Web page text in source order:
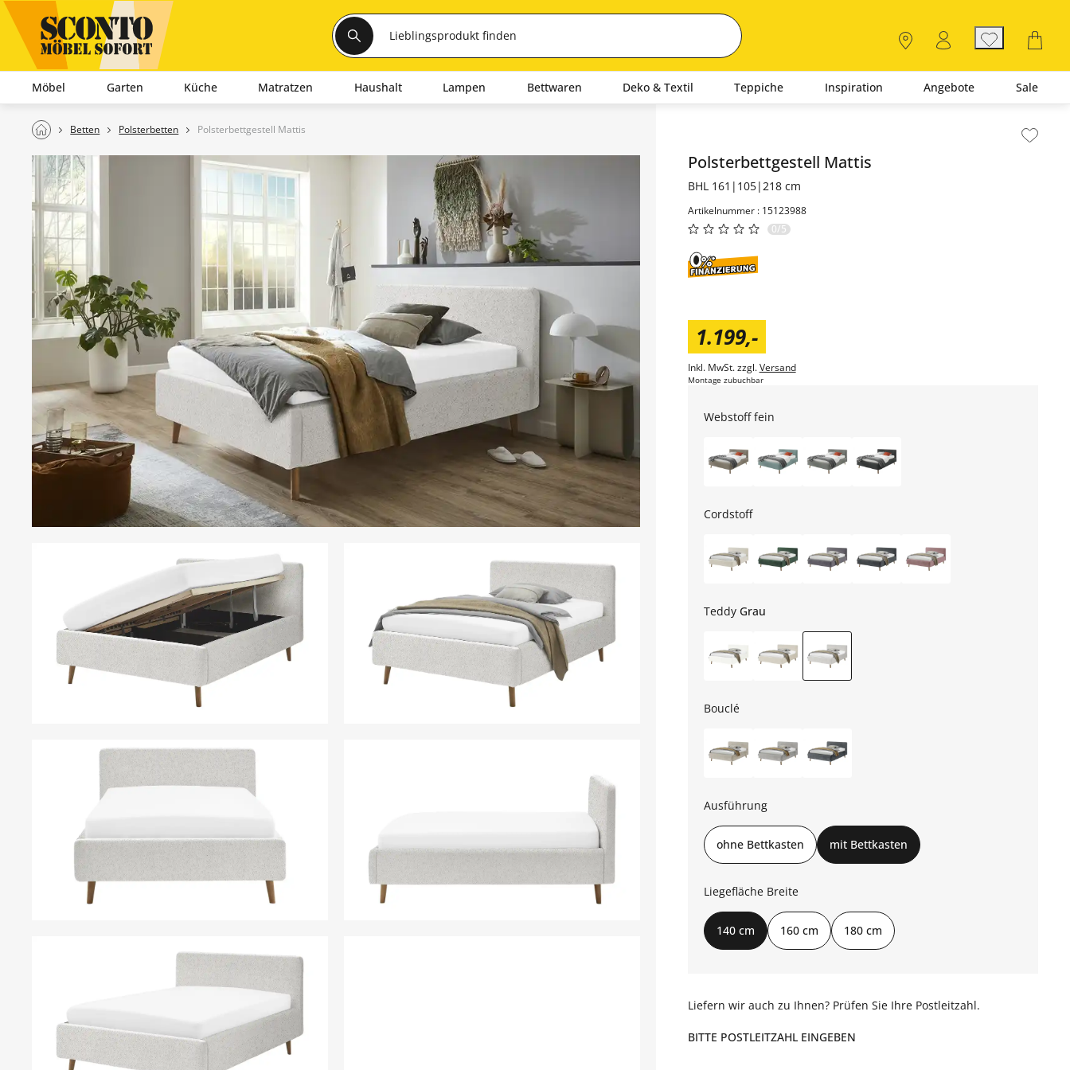
Möbel Garten Küche Matratzen Haushalt Lampen Bettwaren Deko & Textil Teppiche Inspiration Angebote Sale
Betten Polsterbetten Polsterbettgestell Mattis
Polsterbettgestell Mattis
BHL 161|105|218 cm
Artikelnummer : 15123988
0/5
1.199,-
Inkl. MwSt. zzgl.Versand
Montage zubuchbar
Webstoff fein
Cordstoff
Teddy Grau
Bouclé
Ausführung
ohne Bettkasten mit Bettkasten
Liegefläche Breite
140 cm 160 cm 180 cm
Liefern wir auch zu Ihnen? Prüfen Sie Ihre Postleitzahl.
BITTE POSTLEITZAHL EINGEBEN